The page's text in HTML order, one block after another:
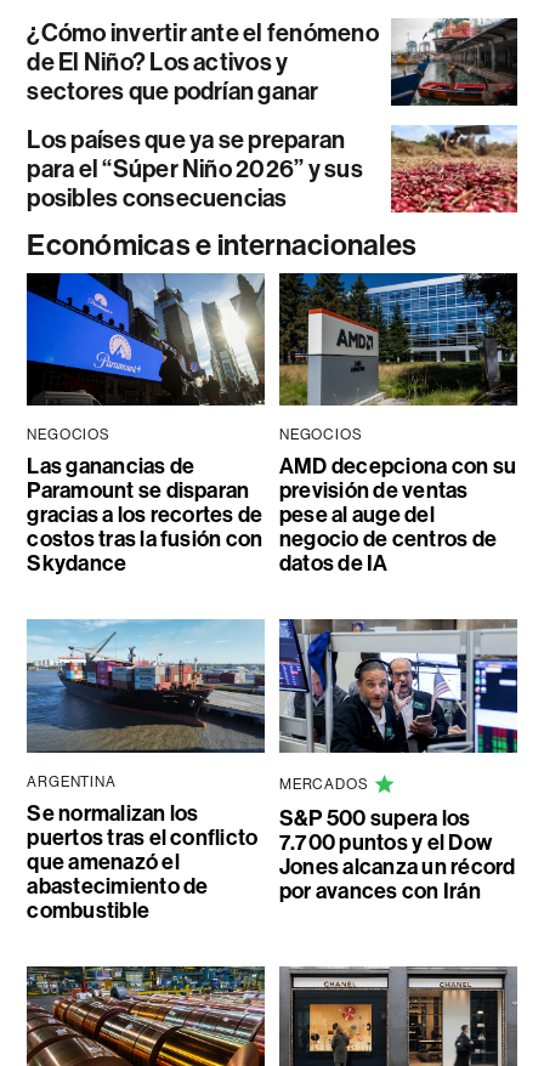
¿Cómo invertir ante el fenómeno
de El Niño? Los activos y
sectores que podrían ganar
Los países que ya se preparan
para el “Súper Niño 2026” y sus
posibles consecuencias
Económicas e internacionales
NEGOCIOS
Las ganancias de
Paramount se disparan
gracias a los recortes de
costos tras la fusión con
Skydance
NEGOCIOS
AMD decepciona con su
previsión de ventas
pese al auge del
negocio de centros de
datos de IA
ARGENTINA
Se normalizan los
puertos tras el conflicto
que amenazó el
abastecimiento de
combustible
MERCADOS
S&P 500 supera los
7.700 puntos y el Dow
Jones alcanza un récord
por avances con Irán